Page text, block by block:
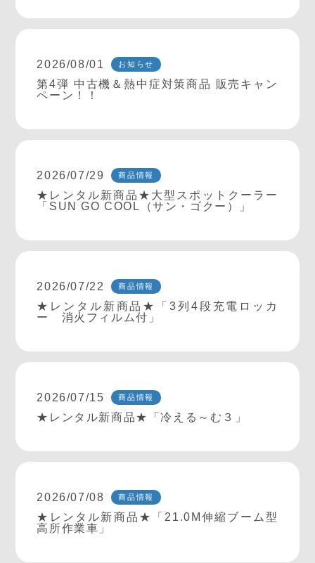
2026/08/01 お知らせ
第4弾 中古機＆熱中症対策商品 販売キャン
ペーン！！
2026/07/29 商品情報
★レンタル新商品★大型スポットクーラー
「SUN GO COOL（サン・ゴクー）」
2026/07/22 商品情報
★レンタル新商品★「3列4段充電ロッカ
ー 消火フィルム付」
2026/07/15 商品情報
★レンタル新商品★「冷える～む３」
2026/07/08 商品情報
★レンタル新商品★「21.0M伸縮ブーム型
高所作業車」